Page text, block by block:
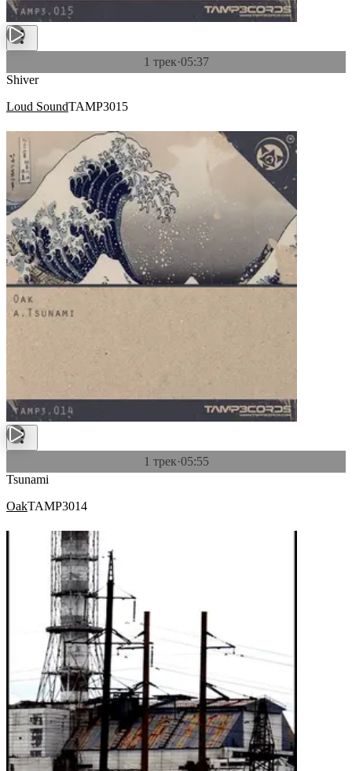
1 трек·05:37
Shiver
Loud SoundTAMP3015
1 трек·05:55
Tsunami
OakTAMP3014